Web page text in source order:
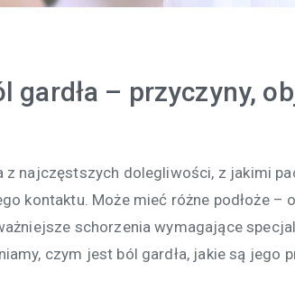
gardła – przyczyny,
z najczęstszych dolegliwości, z jakimi
kontaktu. Może mieć różne podłoże –
schorzenia wymagające
czym jest ból gardła, jakie są jego